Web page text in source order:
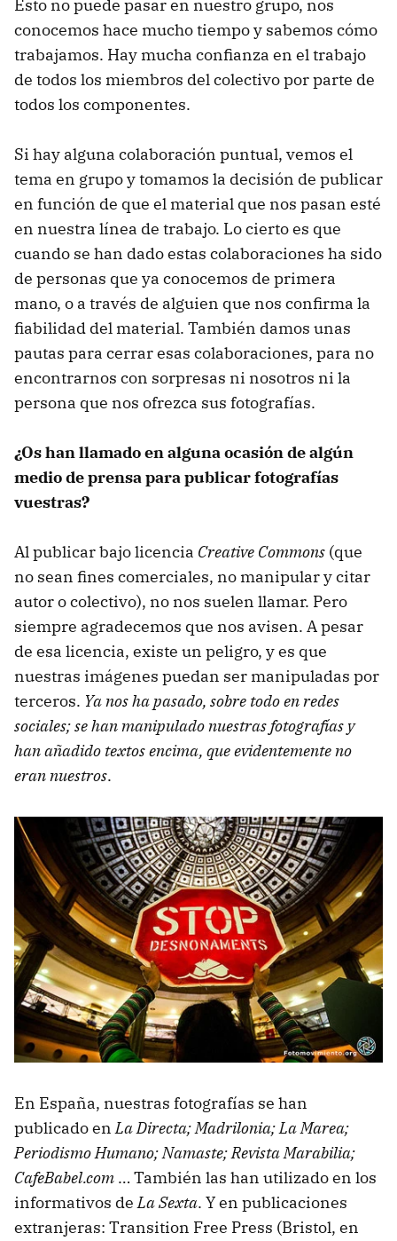
Esto no puede pasar en nuestro grupo, nos
conocemos hace mucho tiempo y sabemos cómo
trabajamos. Hay mucha confianza en el trabajo
de todos los miembros del colectivo por parte de
todos los componentes.
Si hay alguna colaboración puntual, vemos el
tema en grupo y tomamos la decisión de publicar
en función de que el material que nos pasan esté
en nuestra línea de trabajo. Lo cierto es que
cuando se han dado estas colaboraciones ha sido
de personas que ya conocemos de primera
mano, o a través de alguien que nos confirma la
fiabilidad del material. También damos unas
pautas para cerrar esas colaboraciones, para no
encontrarnos con sorpresas ni nosotros ni la
persona que nos ofrezca sus fotografías.
¿Os han llamado en alguna ocasión de algún
medio de prensa para publicar fotografías
vuestras?
Al publicar bajo licencia Creative Commons (que
no sean fines comerciales, no manipular y citar
autor o colectivo), no nos suelen llamar. Pero
siempre agradecemos que nos avisen. A pesar
de esa licencia, existe un peligro, y es que
nuestras imágenes puedan ser manipuladas por
terceros. Ya nos ha pasado, sobre todo en redes
sociales; se han manipulado nuestras fotografías y
han añadido textos encima, que evidentemente no
eran nuestros.
En España, nuestras fotografías se han
publicado enLa Directa; Madrilonia; La Marea;
Periodismo Humano; Namaste; Revista Marabilia;
CafeBabel.com … También las han utilizado en los
informativos deLa Sexta. Y en publicaciones
extranjeras: Transition Free Press (Bristol, en